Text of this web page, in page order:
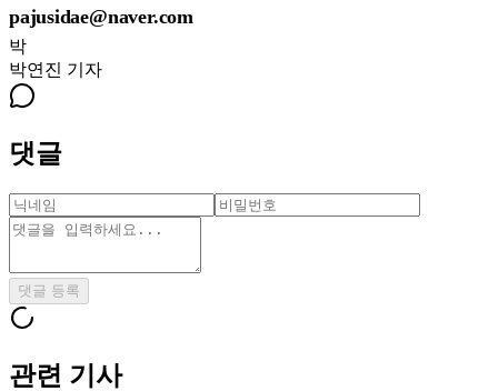
pajusidae@naver.com
박
박연진 기자
댓글
댓글 등록
관련 기사